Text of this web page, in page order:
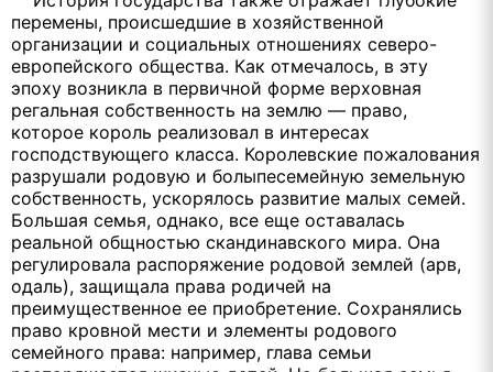
перемены, происшедшие в хозяйственной
организации и социальных отношениях северо-
европейского общества. Как отмечалось, в эту
эпоху возникла в первичной форме верховная
регальная собственность на землю — право,
которое король реализовал в интересах
господствующего класса. Королевские пожалования
разрушали родовую и болыпесемейную земельную
собственность, ускорялось развитие малых семей.
Большая семья, однако, все еще оставалась
реальной общностью скандинавского мира. Она
регулировала распоряжение родовой землей (арв,
одаль), защищала права родичей на
преимущественное ее приобретение. Сохранялись
право кровной мести и элементы родового
семейного права: например, глава семьи